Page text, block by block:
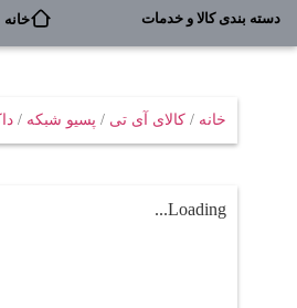
دسته بندی کالا و خدمات خانه
خانه / کالای آی تی / پسیو شبکه /
Loading...